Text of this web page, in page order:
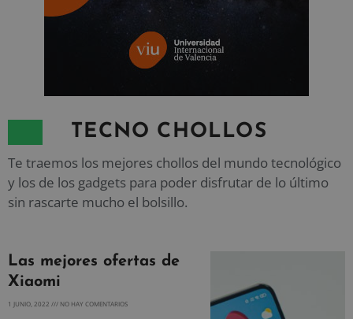
TECNO CHOLLOS
Te traemos los mejores chollos del mundo tecnológico
y los de los gadgets para poder disfrutar de lo último
sin rascarte mucho el bolsillo.
Las mejores ofertas de
Xiaomi
1 JUNIO, 2022 NO HAY COMENTARIOS